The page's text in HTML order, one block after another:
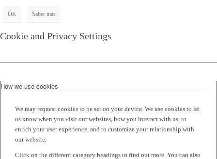
OK Saber más
Cookie and Privacy Settings
How we use cookies
We may request cookies to be set on your device. We use cookies to let
us know when you visit our websites, how you interact with us, to
enrich your user experience, and to customize your relationship with
our website.
Click on the different category headings to find out more. You can also